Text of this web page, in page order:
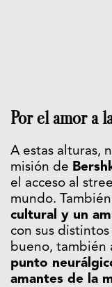
Por el amor a
A estas alturas,
misión de
el acceso al
mundo. También
cultural y un
con sus
bueno, también
punto
amantes de la